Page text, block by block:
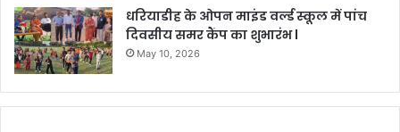
धरियाडीह के ओपन माइंड वर्ल्ड स्कूल में पांच
दिवसीय समर कैंप का शुभारंभ l
May 10, 2026